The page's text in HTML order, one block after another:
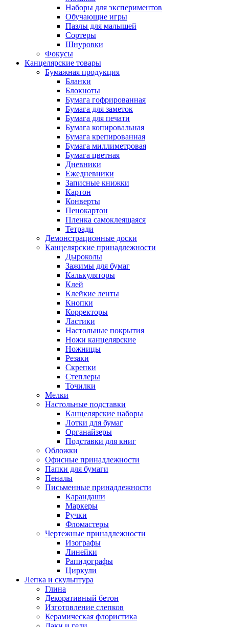
Наборы для экспериментов
Обучающие игры
Пазлы для малышей
Сортеры
Шнуровки
Фокусы
Канцелярские товары
Бумажная продукция
Бланки
Блокноты
Бумага гофрированная
Бумага для заметок
Бумага для печати
Бумага копировальная
Бумага крепированная
Бумага миллиметровая
Бумага цветная
Дневники
Ежедневники
Записные книжки
Картон
Конверты
Пенокартон
Пленка самоклеящаяся
Тетради
Демонстрационные доски
Канцелярские принадлежности
Дыроколы
Зажимы для бумаг
Калькуляторы
Клей
Клейкие ленты
Кнопки
Корректоры
Ластики
Настольные покрытия
Ножи канцелярские
Ножницы
Резаки
Скрепки
Степлеры
Точилки
Мелки
Настольные подставки
Канцелярские наборы
Лотки для бумаг
Органайзеры
Подставки для книг
Обложки
Офисные принадлежности
Папки для бумаги
Пеналы
Письменные принадлежности
Карандаши
Маркеры
Ручки
Фломастеры
Чертежные принадлежности
Изографы
Линейки
Рапидографы
Циркули
Лепка и скульптура
Глина
Декоративный бетон
Изготовление слепков
Керамическая флористика